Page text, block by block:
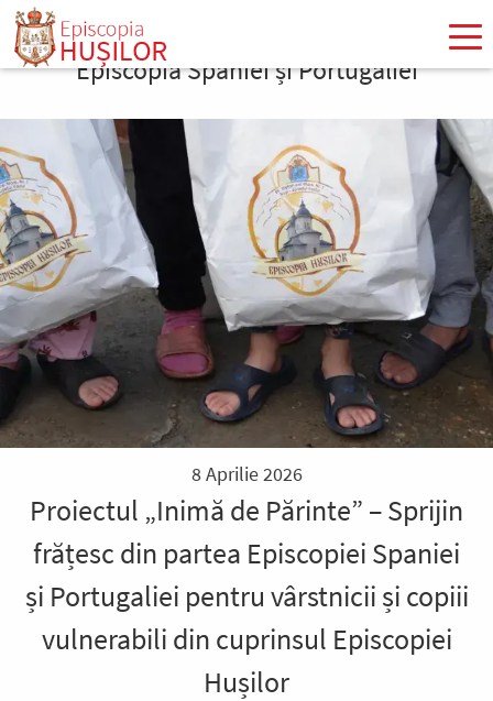
Mergi
conţinutulEpiscopia Spaniei și Portugaliei
8 Aprilie 2026
Proiectul „Inimă de Părinte” – Sprijin
frățesc din partea Episcopiei Spaniei
și Portugaliei pentru vârstnicii și copiii
vulnerabili din cuprinsul Episcopiei
Hușilor